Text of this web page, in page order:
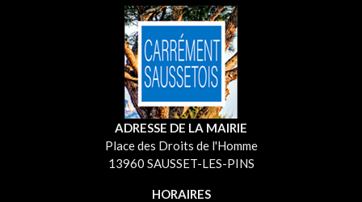
ADRESSE DE LA MAIRIE
Place des Droits de l'Homme
13960 SAUSSET-LES-PINS
HORAIRES